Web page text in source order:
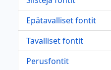
Epätavalliset fontit
Tavalliset fontit
Perusfontit